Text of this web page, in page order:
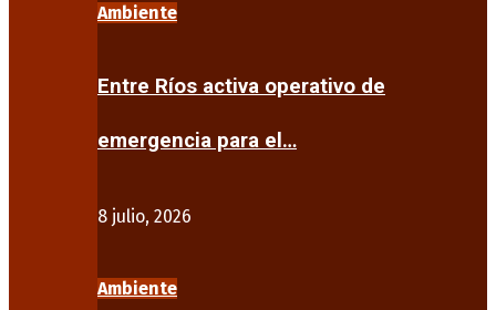
Ambiente
Entre Ríos activa operativo de
emergencia para el…
8 julio, 2026
Ambiente